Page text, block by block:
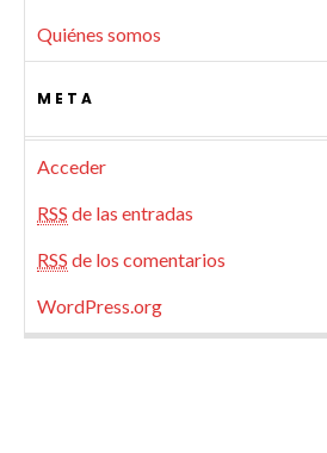
Quiénes somos
META
Acceder
RSS de las entradas
RSS de los comentarios
WordPress.org